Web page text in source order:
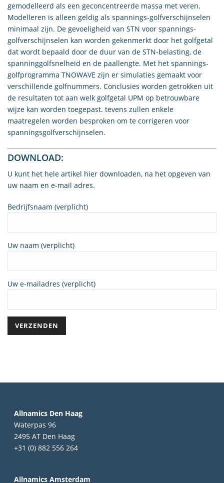
gemodelleerd als een geconcentreerde massa met veren.
Modelleren is alleen geldig als spannings-golfverschijnselen
minimaal zijn. De gevoeligheid van STN voor spannings-
golfverschijnselen kan worden gekenmerkt door het golfgetal
dat wordt bepaald door de duur van de STN-belasting, de
spanninggolfsnelheid en de paallengte. Met het spannings-
golfprogramma TNOWAVE zijn er simulaties gemaakt voor
verschillende golfnummers. Conclusies worden getrokken uit
de resultaten tot aan welk golfgetal UPM op betrouwbare
wijze kan worden toegepast. tevens zullen enkele
maatregelen worden besproken om te corrigeren voor
spanningsgolfverschijnselen.
DOWNLOAD:
U kunt het hele artikel hier downloaden, na het opgeven van
uw naam en e-mail adres.
Bedrijfsnaam (verplicht)
Uw naam (verplicht)
Uw e-mailadres (verplicht)
Allnamics Den Haag
Waterpas 96
2495 AT Den Haag
+31 (0) 882 556 264
Allnamics Amsterdam